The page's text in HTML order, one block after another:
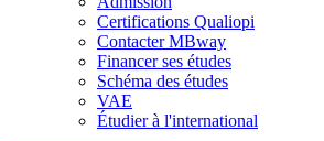
Certifications Qualiopi
Contacter MBway
Financer ses études
Schéma des études
VAE
Étudier à l'international